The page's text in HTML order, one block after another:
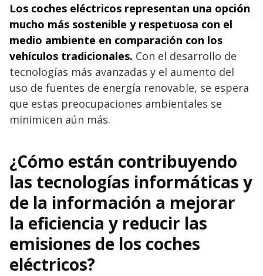
Los coches eléctricos representan una opción
mucho más sostenible y respetuosa con el
medio ambiente en comparación con los
vehículos tradicionales. Con el desarrollo de
tecnologías más avanzadas y el aumento del
uso de fuentes de energía renovable, se espera
que estas preocupaciones ambientales se
minimicen aún más.
¿Cómo están contribuyendo
las tecnologías informáticas y
de la información a mejorar
la eficiencia y reducir las
emisiones de los coches
eléctricos?